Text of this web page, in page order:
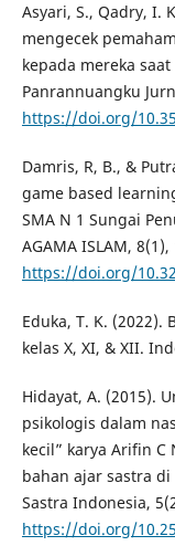
Asyari, S., Qadry, I.
mengecek
kepada mereka
Panrannuangku
https://doi.org/
Damris, R, B., &
game based
SMA N 1 Sungai
AGAMA ISLAM, 8(1),
https://doi.org/
Eduka, T. K. (2022).
kelas X, XI, & XII.
Hidayat, A. (2015).
psikologis dalam
kecil” karya Arifin
bahan ajar sastra di
Sastra Indonesia,
https://doi.org/